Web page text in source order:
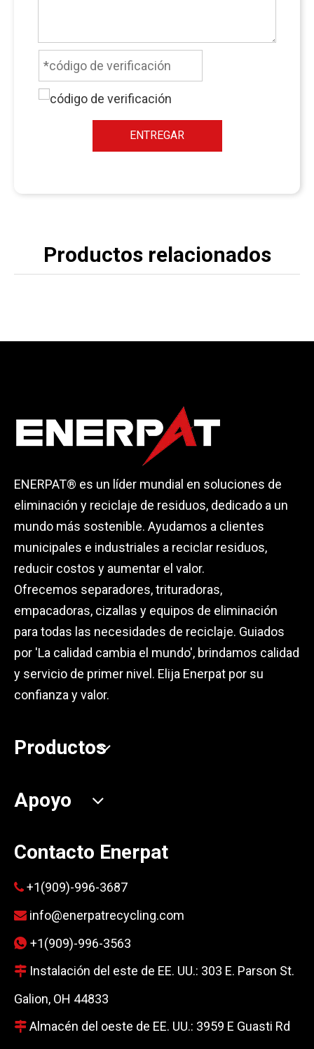
ENTREGAR
Productos relacionados
ENERPAT® es un líder mundial en soluciones de
eliminación y reciclaje de residuos, dedicado a un
mundo más sostenible. Ayudamos a clientes
municipales e industriales a reciclar residuos,
reducir costos y aumentar el valor.
Ofrecemos separadores, trituradoras,
empacadoras, cizallas y equipos de eliminación
para todas las necesidades de reciclaje. Guiados
por 'La calidad cambia el mundo', brindamos calidad
y servicio de primer nivel. Elija Enerpat por su
confianza y valor.
Productos
Apoyo
Contacto Enerpat
 +1(909)-996-3687
 info@enerpatrecycling.com
 +1(909)-996-3563
 Instalación del este de EE. UU.: 303 E. Parson St.
Galion, OH 44833
 Almacén del oeste de EE. UU.: 3959 E Guasti Rd